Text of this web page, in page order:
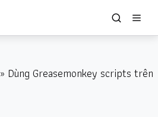
» Dùng Greasemonkey scripts trên